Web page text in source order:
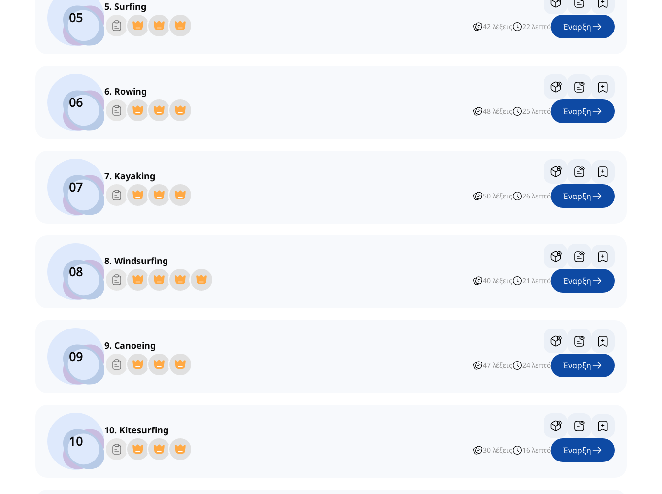
05
5. Surfing
42 λέξεις 22 λεπτό Έναρξη
06
6. Rowing
48 λέξεις 25 λεπτό Έναρξη
07
7. Kayaking
50 λέξεις 26 λεπτό Έναρξη
08
8. Windsurfing
40 λέξεις 21 λεπτό Έναρξη
09
9. Canoeing
47 λέξεις 24 λεπτό Έναρξη
10
10. Kitesurfing
30 λέξεις 16 λεπτό Έναρξη